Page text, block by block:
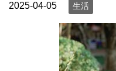
2025-04-05 生活